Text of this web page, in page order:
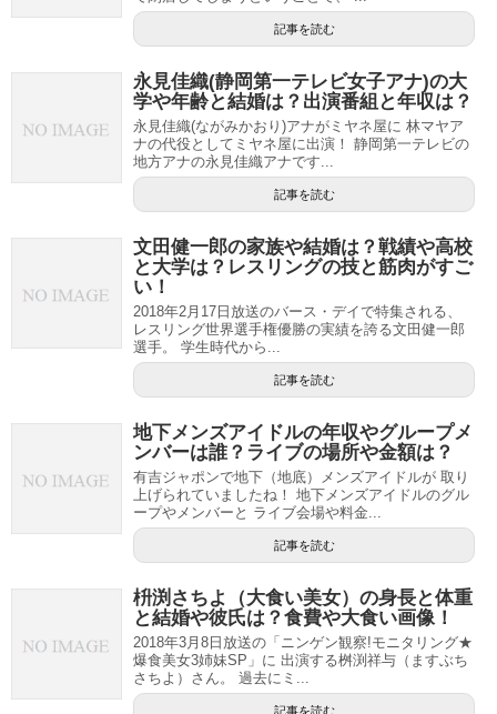
記事を読む
永見佳織(静岡第一テレビ女子アナ)の大
学や年齢と結婚は？出演番組と年収は？
永見佳織(ながみかおり)アナがミヤネ屋に 林マヤア
ナの代役としてミヤネ屋に出演！ 静岡第一テレビの
地方アナの永見佳織アナです...
記事を読む
文田健一郎の家族や結婚は？戦績や高校
と大学は？レスリングの技と筋肉がすご
い！
2018年2月17日放送のバース・デイで特集される、
レスリング世界選手権優勝の実績を誇る文田健一郎
選手。 学生時代から...
記事を読む
地下メンズアイドルの年収やグループメ
ンバーは誰？ライブの場所や金額は？
有吉ジャポンで地下（地底）メンズアイドルが 取り
上げられていましたね！ 地下メンズアイドルのグル
ープやメンバーと ライブ会場や料金...
記事を読む
枡渕さちよ（大食い美女）の身長と体重
と結婚や彼氏は？食費や大食い画像！
2018年3月8日放送の「ニンゲン観察!モニタリング★
爆食美女3姉妹SP」に 出演する桝渕祥与（ますぶち
さちよ）さん。 過去にミ...
記事を読む